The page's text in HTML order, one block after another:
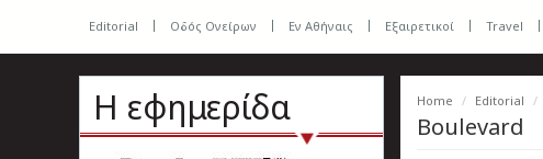
Editorial Οδός Ονείρων Εν Αθήναις Εξαιρετικοί Travel
Η εφημερίδα Home Editorial
Boulevard